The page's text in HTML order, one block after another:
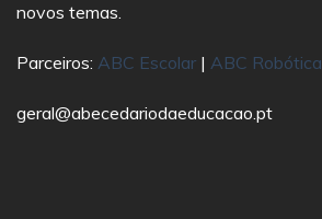
novos temas.
Parceiros: ABC Escolar | ABC Robótica
geral@abecedariodaeducacao.pt